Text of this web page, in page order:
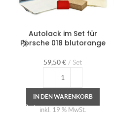
Autolack im Set für
Porsche 018 blutorange
59,50€ Set
IN DEN WARENKORB
inkl. 19 % MwSt.